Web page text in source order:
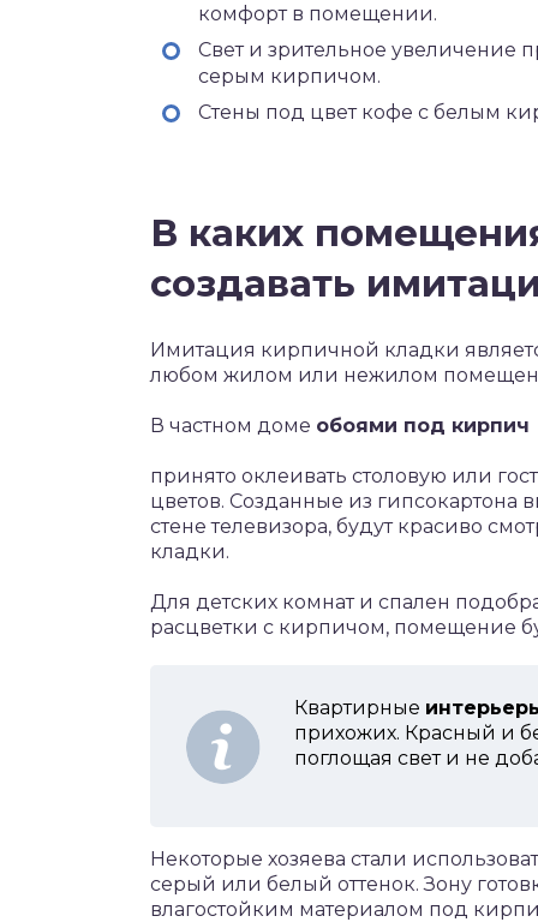
комфорт в помещении.
Свет и зрительное увеличение
серым кирпичом.
Стены под цвет кофе с белым
В каких
создавать
Имитация кирпичной кладки
любом жилом или нежилом
В частном доме обоями под кирпич
принято оклеивать столовую или
цветов. Созданные из гипсокартона
стене телевизора, будут красиво
кладки.
Для детских комнат и спален
расцветки с кирпичом, помещение
Квартирные
прихожих. Красный и
поглощая свет и не
Некоторые хозяева стали
серый или белый оттенок. Зону
влагостойким материалом под